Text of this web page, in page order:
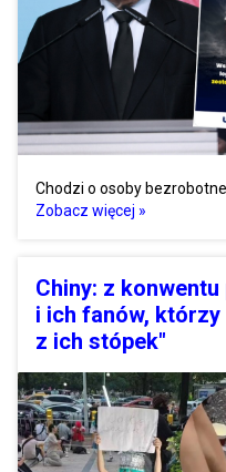
Chodzi o osoby
Zobacz więcej »
Chiny: z
i ich fanów,
z ich stópek"